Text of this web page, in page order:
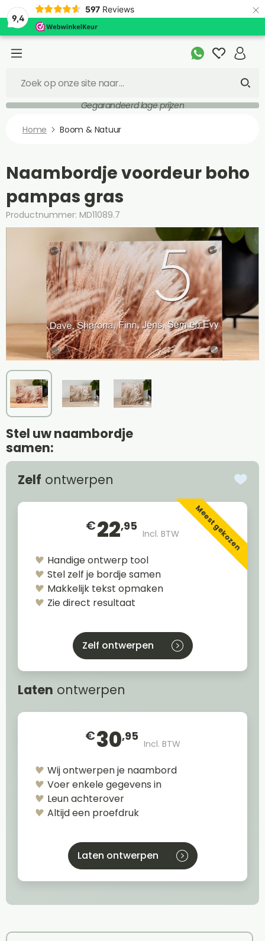
9,4
597 Reviews ×
Gegarandeerd lage prijzen
Home Boom & Natuur
Naambordje voordeur boho
pampas gras
Productnummer: MD11089.7
Stel uw naambordje
samen:
Zelf ontwerpen
€22,95
Incl. BTW Meest gekozen
Handige ontwerp tool
Stel zelf je bordje samen
Makkelijk tekst opmaken
Zie direct resultaat
Zelf ontwerpen
Laten ontwerpen
€30,95
Incl. BTW
Wij ontwerpen je naambord
Voer enkele gegevens in
Leun achterover
Altijd een proefdruk
Laten ontwerpen